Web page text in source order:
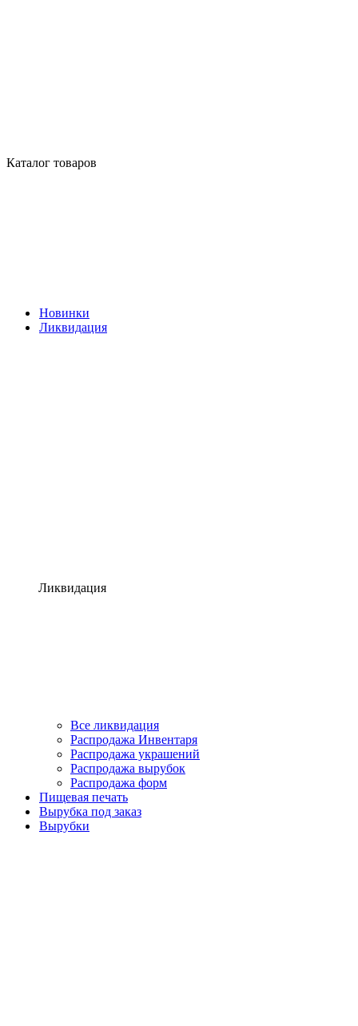
Каталог товаров
Новинки
Ликвидация
Ликвидация
Все ликвидация
Распродажа Инвентаря
Распродажа украшений
Распродажа вырубок
Распродажа форм
Пищевая печать
Вырубка под заказ
Вырубки